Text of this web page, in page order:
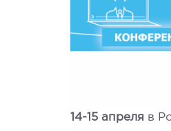
14-15 апреля в